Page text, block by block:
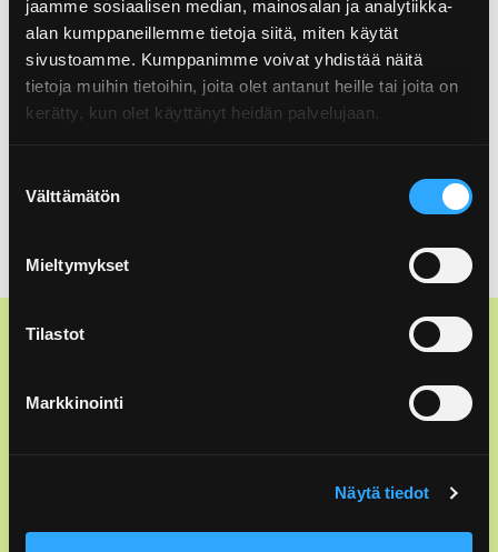
jaamme sosiaalisen median, mainosalan ja analytiikka-
alan kumppaneillemme tietoja siitä, miten käytät
sivustoamme. Kumppanimme voivat yhdistää näitä
tietoja muihin tietoihin, joita olet antanut heille tai joita on
kerätty, kun olet käyttänyt heidän palvelujaan.
valinta
Välttämätön
Mieltymykset
Tilastot
Markkinointi
Näytä tiedot
voivat päätyä keräyssäiliöön
13.07.2026
Rinki-ekopiste siirretään Vantaalla
Tynnyrintekijänkatu 1 C